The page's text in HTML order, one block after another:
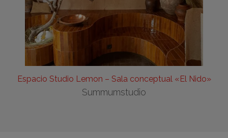
Espacio Studio Lemon – Sala conceptual «El Nido»
Summumstudio